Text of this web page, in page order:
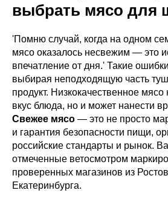
выбрать мясо для
'Помню случай, когда на одном
мясо оказалось несвежим — это
впечатление от дня.' Такие
выбирая неподходящую часть
продукт. Низкокачественное мясо
вкус блюда, но и может нанести
Свежее мясо — это не просто
и гарантия безопасности пищи,
российские стандарты и рынок.
отмеченные ветосмотром
проверенных магазинов из
Екатеринбурга.